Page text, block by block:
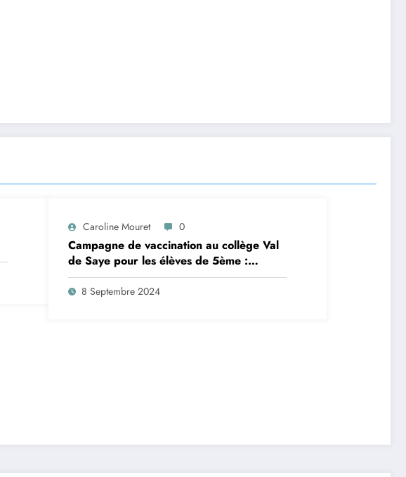
Caroline Mouret 0
Campagne de vaccination au collège Val
de Saye pour les élèves de 5ème :
inscription en ligne avant le 28
septembre 2024
8 Septembre 2024